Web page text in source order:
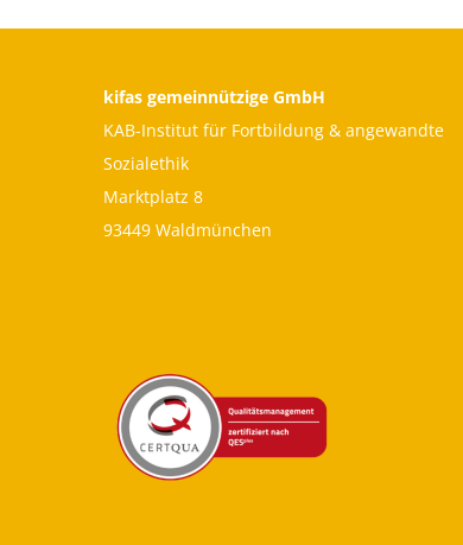
kifas gemeinnützige GmbH
KAB-Institut für Fortbildung & angewandte
Sozialethik
Marktplatz 8
93449 Waldmünchen